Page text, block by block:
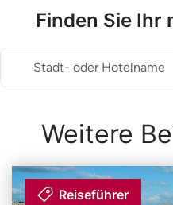
Finden Sie Ihr
Stadt- oder Hotelname
Weitere
Reiseführer